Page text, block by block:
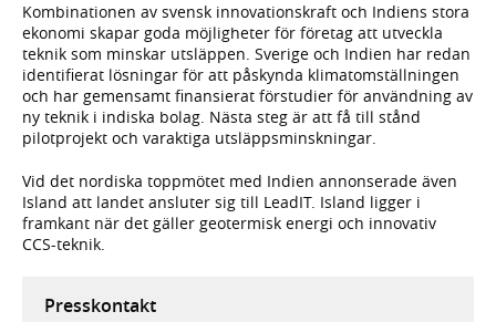
Kombinationen av svensk innovationskraft och Indiens stora
ekonomi skapar goda möjligheter för företag att utveckla
teknik som minskar utsläppen. Sverige och Indien har redan
identifierat lösningar för att påskynda klimatomställningen
och har gemensamt finansierat förstudier för användning av
ny teknik i indiska bolag. Nästa steg är att få till stånd
pilotprojekt och varaktiga utsläppsminskningar.
Vid det nordiska toppmötet med Indien annonserade även
Island att landet ansluter sig till LeadIT. Island ligger i
framkant när det gäller geotermisk energi och innovativ
CCS-teknik.
Presskontakt